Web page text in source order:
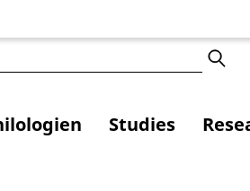
Studies